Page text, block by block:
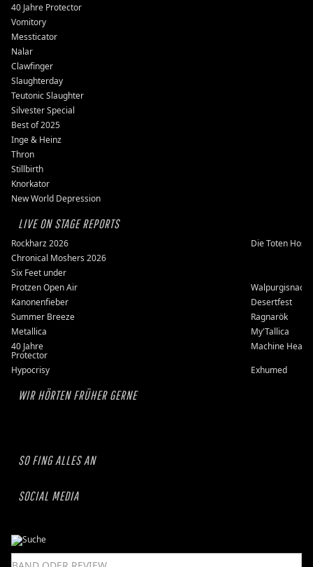
40 Jahre Protector
Vomitory
Messticator
Nalar
Clawfinger
Slaughterday
Teutonic Slaughter
Silvester Special
Best of 2025
Inge & Heinz
Thron
Stillbirth
Knorkator
New World Depression
LIVE ON STAGE REPORTS
Rockharz 2026
Die Toten
Chronical Moshers 2026
Six Feet under
Protzen Open Air
Walpurgisnacht
Kanonenfieber
Desertfest
Summer Breeze
Ragnarök
Metallica
My'Tallica
40 Jahre
Protector
Machine Head
Hypocrisy
Exhumed
WIR HÖRTEN FRÜHER GERNE
SO FING ALLES AN
SOCIAL MEDIA